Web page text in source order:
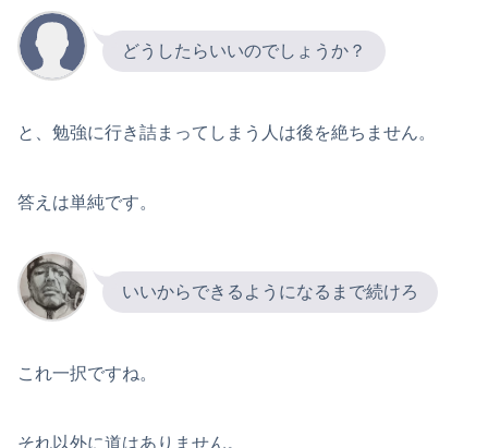
どうしたらいいのでしょうか？
と、勉強に行き詰まってしまう人は後を絶ちません。
答えは単純です。
いいからできるようになるまで続けろ
これ一択ですね。
それ以外に道はありません。